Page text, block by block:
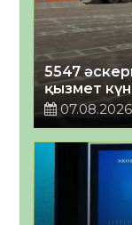
5547
қызмет
07.08.2026